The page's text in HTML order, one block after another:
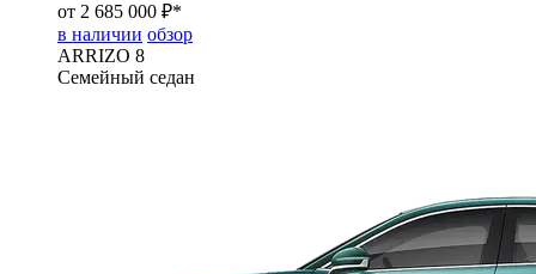
от 2 685 000 ₽*
в наличии обзор
ARRIZO 8
Семейный седан